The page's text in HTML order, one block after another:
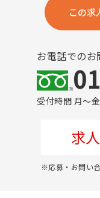
この求
お電話でのお
受付時間 月～
求
※応募・お問い